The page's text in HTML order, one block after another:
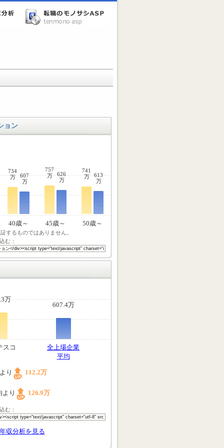
ョン
734
万
607
万
757
万
626
万
741
万
613
万
40歳～ 45歳～ 50歳～
するものではありません。
む：
万
607.4万
スコ
全上場企業
平均
り 112.2万
より 126.9万
む：
収分析を見る